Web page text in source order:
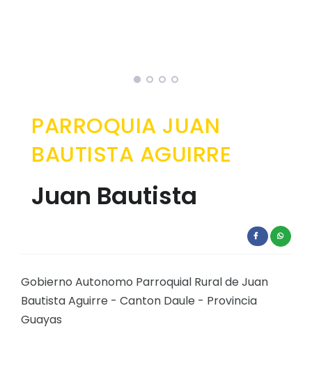
SOPORTE INSTITUCIONAL
Registro oficiales de creación parroquiales
PARROQUIA JUAN
BAUTISTA AGUIRRE
Juan Bautista
Gobierno Autonomo Parroquial Rural de Juan
Bautista Aguirre - Canton Daule - Provincia
Guayas